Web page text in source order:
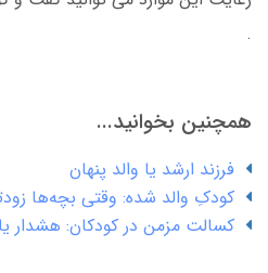
.
همچنین بخوانید...
فرزند ارشد یا والد پنهان
کودکِ والد شده: وقتی بچه‌ها
کسالت مزمن در کودکان: هشدار